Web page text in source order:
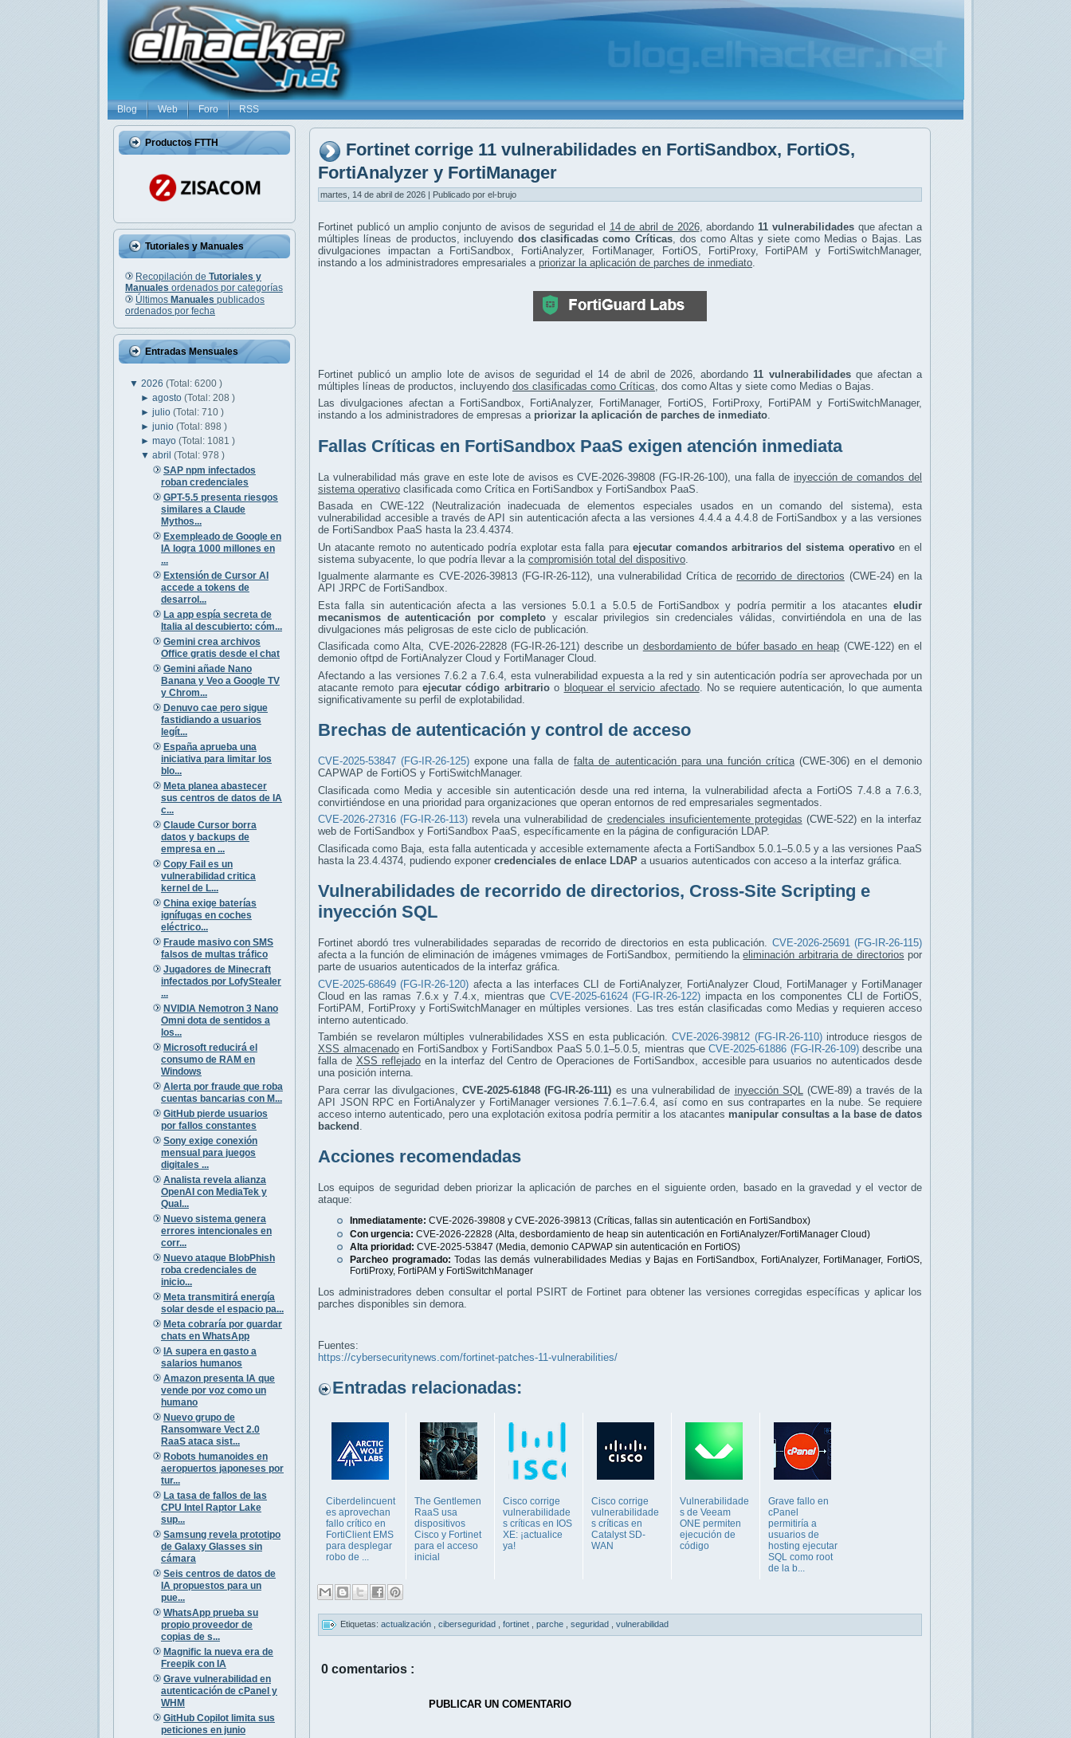
Blog Web Foro RSS
Productos FTTH
Tutoriales y Manuales
Recopilación de Tutoriales y
Manuales ordenados por categorías
Últimos Manuales publicados
ordenados por fecha
Entradas Mensuales
▼ 2026 (Total: 6200 )
►agosto(Total: 208 )
►julio(Total: 710 )
►junio(Total: 898 )
►mayo(Total: 1081 )
▼abril(Total: 978 )
SAP npm infectados
roban credenciales
GPT-5.5 presenta riesgos
similares a Claude
Mythos...
Exempleado de Google en
IA logra 1000 millones en
...
Extensión de Cursor AI
accede a tokens de
desarrol...
La app espía secreta de
Italia al descubierto: cóm...
Gemini crea archivos
Office gratis desde el chat
Gemini añade Nano
Banana y Veo a Google TV
y Chrom...
Denuvo cae pero sigue
fastidiando a usuarios
legít...
España aprueba una
iniciativa para limitar los
blo...
Meta planea abastecer
sus centros de datos de IA
c...
Claude Cursor borra
datos y backups de
empresa en ...
Copy Fail es un
vulnerabilidad critica
kernel de L...
China exige baterías
ignífugas en coches
eléctrico...
Fraude masivo con SMS
falsos de multas tráfico
Jugadores de Minecraft
infectados por LofyStealer
...
NVIDIA Nemotron 3 Nano
Omni dota de sentidos a
los...
Microsoft reducirá el
consumo de RAM en
Windows
Alerta por fraude que roba
cuentas bancarias con M...
GitHub pierde usuarios
por fallos constantes
Sony exige conexión
mensual para juegos
digitales ...
Analista revela alianza
OpenAI con MediaTek y
Qual...
Nuevo sistema genera
errores intencionales en
corr...
Nuevo ataque BlobPhish
roba credenciales de
inicio...
Meta transmitirá energía
solar desde el espacio pa...
Meta cobraría por guardar
chats en WhatsApp
IA supera en gasto a
salarios humanos
Amazon presenta IA que
vende por voz como un
humano
Nuevo grupo de
Ransomware Vect 2.0
RaaS ataca sist...
Robots humanoides en
aeropuertos japoneses por
tur...
La tasa de fallos de las
CPU Intel Raptor Lake
sup...
Samsung revela prototipo
de Galaxy Glasses sin
cámara
Seis centros de datos de
IA propuestos para un
pue...
WhatsApp prueba su
propio proveedor de
copias de s...
Magnific la nueva era de
Freepik con IA
Grave vulnerabilidad en
autenticación de cPanel y
WHM
GitHub Copilot limita sus
peticiones en junio
Fortinet corrige 11 vulnerabilidades en FortiSandbox, FortiOS,
FortiAnalyzer y FortiManager
martes, 14 de abril de 2026 | Publicado por el-brujo
Fortinet publicó un amplio conjunto de avisos de seguridad el 14 de abril de 2026, abordando 11 vulnerabilidadesque afectan a
múltiples líneas de productos, incluyendo dos clasificadas como Críticas, dos como Altas y siete como Medias o Bajas. Las
divulgaciones impactan a FortiSandbox, FortiAnalyzer, FortiManager, FortiOS, FortiProxy, FortiPAM y FortiSwitchManager,
instando a los administradores empresariales a priorizar la aplicación de parches de inmediato
Fortinet publicó un amplio lote de avisos de seguridad el 14 de abril de 2026, abordando 11 vulnerabilidadesque afectan a
múltiples líneas de productos, incluyendo dos clasificadas como Críticas , dos como Altas y siete como Medias o Bajas.
Las divulgaciones afectan a FortiSandbox, FortiAnalyzer, FortiManager, FortiOS, FortiProxy, FortiPAM y FortiSwitchManager,
instando a los administradores de empresas a priorizar la aplicación de parches de inmediato.
Fallas Críticas en FortiSandbox PaaS exigen atención inmediata
La vulnerabilidad más grave en este lote de avisos es CVE-2026-39808 (FG-IR-26-100), una falla de inyección de comandos del
sistema operativo clasificada como Crítica en FortiSandbox y FortiSandbox PaaS.
Basada en CWE-122 (Neutralización inadecuada de elementos especiales usados en un comando del sistema), esta
vulnerabilidad accesible a través de API sin autenticación afecta a las versiones 4.4.4 a 4.4.8 de FortiSandbox y a las versiones
de FortiSandbox PaaS hasta la 23.4.4374.
Un atacante remoto no autenticado podría explotar esta falla para ejecutar comandos arbitrarios del sistema operativoen el
sistema subyacente, lo que podría llevar a la compromisión total del dispositivo
Igualmente alarmante es CVE-2026-39813 (FG-IR-26-112), una vulnerabilidad Crítica de recorrido de directorios (CWE-24) en la
API JRPC de FortiSandbox.
Esta falla sin autenticación afecta a las versiones 5.0.1 a 5.0.5 de FortiSandbox y podría permitir a los atacantes eludir
mecanismos de autenticación por completo y escalar privilegios sin credenciales válidas, convirtiéndola en una de las
divulgaciones más peligrosas de este ciclo de publicación.
Clasificada como Alta, CVE-2026-22828 (FG-IR-26-121) describe un desbordamiento de búfer basado en heap (CWE-122) en el
demonio oftpd de FortiAnalyzer Cloud y FortiManager Cloud.
Afectando a las versiones 7.6.2 a 7.6.4, esta vulnerabilidad expuesta a la red y sin autenticación podría ser aprovechada por un
atacante remoto paraejecutar código arbitrarioo bloquear el servicio afectado. No se requiere autenticación, lo que aumenta
significativamente su perfil de explotabilidad.
Brechas de autenticación y control de acceso
CVE-2025-53847 (FG-IR-26-125) expone una falla defalta de autenticación para una función crítica(CWE-306) en el demonio
CAPWAP de FortiOS y FortiSwitchManager.
Clasificada como Media y accesible sin autenticación desde una red interna, la vulnerabilidad afecta a FortiOS 7.4.8 a 7.6.3,
convirtiéndose en una prioridad para organizaciones que operan entornos de red empresariales segmentados.
CVE-2026-27316 (FG-IR-26-113) revela una vulnerabilidad de credenciales insuficientemente protegidas (CWE-522) en la interfaz
web de FortiSandbox y FortiSandbox PaaS, específicamente en la página de configuración LDAP.
Clasificada como Baja, esta falla autenticada y accesible externamente afecta a FortiSandbox 5.0.1–5.0.5 y a las versiones PaaS
hasta la 23.4.4374, pudiendo exponer credenciales de enlace LDAP a usuarios autenticados con acceso a la interfaz gráfica.
Vulnerabilidades de recorrido de directorios, Cross-Site Scripting e
inyección SQL
Fortinet abordó tres vulnerabilidades separadas de recorrido de directorios en esta publicación. CVE-2026-25691 (FG-IR-26-115)
afecta a la función de eliminación de imágenes vmimages de FortiSandbox, permitiendo laeliminación arbitraria de directorios por
parte de usuarios autenticados de la interfaz gráfica.
CVE-2025-68649 (FG-IR-26-120) afecta a las interfaces CLI de FortiAnalyzer, FortiAnalyzer Cloud, FortiManager y FortiManager
Cloud en las ramas 7.6.x y 7.4.x, mientras que CVE-2025-61624 (FG-IR-26-122) impacta en los componentes CLI de FortiOS,
FortiPAM, FortiProxy y FortiSwitchManager en múltiples versiones. Las tres están clasificadas como Medias y requieren acceso
interno autenticado.
También se revelaron múltiples vulnerabilidades XSS en esta publicación.CVE-2026-39812 (FG-IR-26-110)introduce riesgos de
XSS almacenadoen FortiSandbox y FortiSandbox PaaS 5.0.1–5.0.5, mientras queCVE-2025-61886 (FG-IR-26-109)describe una
falla de XSS reflejadoen la interfaz del Centro de Operaciones de FortiSandbox, accesible para usuarios no autenticados desde
una posición interna.
Para cerrar las divulgaciones, CVE-2025-61848 (FG-IR-26-111) es una vulnerabilidad de inyección SQL
(CWE-89) a través de la
API JSON RPC en FortiAnalyzer y FortiManager versiones 7.6.1–7.6.4, así como en sus contrapartes en la nube. Se requiere
acceso interno autenticado, pero una explotación exitosa podría permitir a los atacantes manipular consultas a la base de datos
backend
Acciones recomendadas
Los equipos de seguridad deben priorizar la aplicación de parches en el siguiente orden, basado en la gravedad y el vector de
ataque:
Inmediatamente: CVE-2026-39808 y CVE-2026-39813 (Críticas, fallas sin autenticación en FortiSandbox)
Con urgencia: CVE-2026-22828 (Alta, desbordamiento de heap sin autenticación en FortiAnalyzer/FortiManager Cloud)
Alta prioridad: CVE-2025-53847 (Media, demonio CAPWAP sin autenticación en FortiOS)
Parcheo programado: Todas las demás vulnerabilidades Medias y Bajas en FortiSandbox, FortiAnalyzer, FortiManager, FortiOS,
FortiProxy, FortiPAM y FortiSwitchManager
Los administradores deben consultar el portal PSIRT de Fortinet para obtener las versiones corregidas específicas y aplicar los
parches disponibles sin demora.
Fuentes:
https://cybersecuritynews.com/fortinet-patches-11-vulnerabilities/
Entradas relacionadas:
Ciberdelincuent
es aprovechan
fallo crítico en
FortiClient EMS
para desplegar
robo de ...
The Gentlemen
RaaS usa
dispositivos
Cisco y Fortinet
para el acceso
inicial
Cisco corrige
vulnerabilidade
s críticas en IOS
XE: ¡actualice
ya!
Cisco corrige
vulnerabilidade
s críticas en
Catalyst SD-
WAN
Vulnerabilidade
s de Veeam
ONE permiten
ejecución de
código
Grave fallo en
cPanel
permitiría a
usuarios de
hosting ejecutar
SQL como root
de la b...
Etiquetas: actualización ciberseguridad fortinet parche seguridad vulnerabilidad
0 comentarios :
PUBLICAR UN COMENTARIO